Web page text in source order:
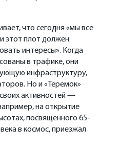
что сегодня «мы все
этот плот должен
интересы». Когда
в трафике, они
инфраструктуру,
Но и «Теремок»
активностей —
на открытие
посвященного 65-
в космос, приезжал